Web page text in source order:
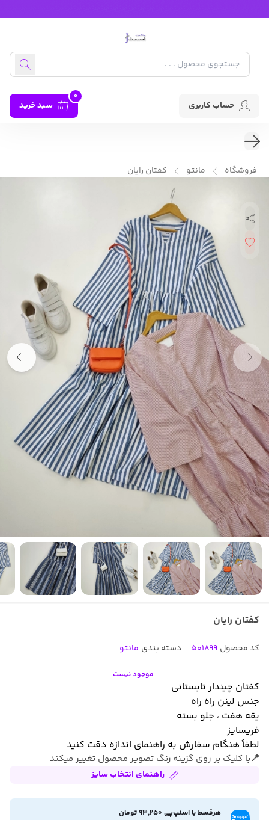
حساب کاربری سبد خرید
0
فروشگاه مانتو کفتان رایان
کفتان رایان
کد محصول 501899 دسته بندی مانتو
موجود نیست
کفتان چیندار تابستانی
جنس لینن راه راه
یقه هفت ، جلو بسته
فریسایز
لطفاً هنگام سفارش به راهنمای اندازه دقت کنید
📍با کلیک بر روی گزینه رنگ تصویر محصول تغییر میکند
راهنمای انتخاب سایز
هرقسط با اسنپ‌پی 93,250 تومان